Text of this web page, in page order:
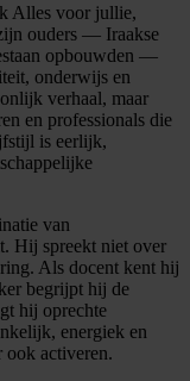
Alles voor jullie,
ouders — Iraakse
opbouwden —
onderwijs en
verhaal, maar
en professionals die
is eerlijk,
van
Hij spreekt niet over
Als docent kent hij
begrijpt hij de
hij oprechte
energiek en
ook activeren.